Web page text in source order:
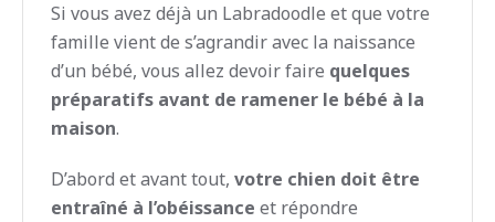
Si vous avez déjà un Labradoodle et que votre
famille vient de s’agrandir avec la naissance
d’un bébé, vous allez devoir faire quelques
préparatifs avant de ramener le bébé à la
maison.
D’abord et avant tout, votre chien doit être
entraîné à l’obéissance et répondre